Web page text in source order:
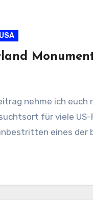
nehme ich
für viele
eines der